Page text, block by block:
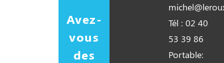
Avez-
vous
des
Tél : 02 40
53 39 86
Portable: